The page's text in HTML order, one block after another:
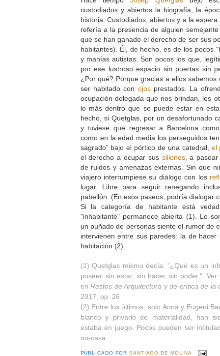
custodiados y abiertos la biografía, la
historia. Custodiados, abiertos y a la
refería a la presencia de alguien
que se han ganado el derecho de ser sus
habitantes). Él, de hecho, es de los pocos
y manías autistas. Son pocos los que,
por ese lustroso espacio sin puertas sin
¿Por qué? Porque gracias a ellos
ser habitado con ojosprestados. La
ocupación delegada que nos brindan, les
lo más dentro que se puede estar en
hecho, si Quetglas, por un desafortunado
y tuviese que regresar a Barcelona
como en la edad media los perseguidos
sagrado” bajo el pórtico de una catedral, el
el derecho a ocupar sus sillones, a pasear
de ruidos y amenazas externas. Sin que
viajero interrumpiese su diálogo con los
lugar. Libre para seguir renegando
pabellón. (En esos paseos, podría dialogar
Si la categoría de habitante está
"inhabitante" permanece abierta (1). Lo
un puñado de personas siente el rumor de
intervienen entre sus paredes: la de
habitación (2).
(1)Quetglas mismo decía: "¿Qué es un
poseer, sin estar, sin hacer, sin poder.".
enRestos de Arquitectura y de crítica de la
2017, pp. 26
(2) Entre los últimos, solo Anna y Eugeni
blanco y privarlo de materialidad, han
estaba en juego. Pocos pueden ser
no-casa.
PUBLICADO PORSANTIAGO DE MOLINA